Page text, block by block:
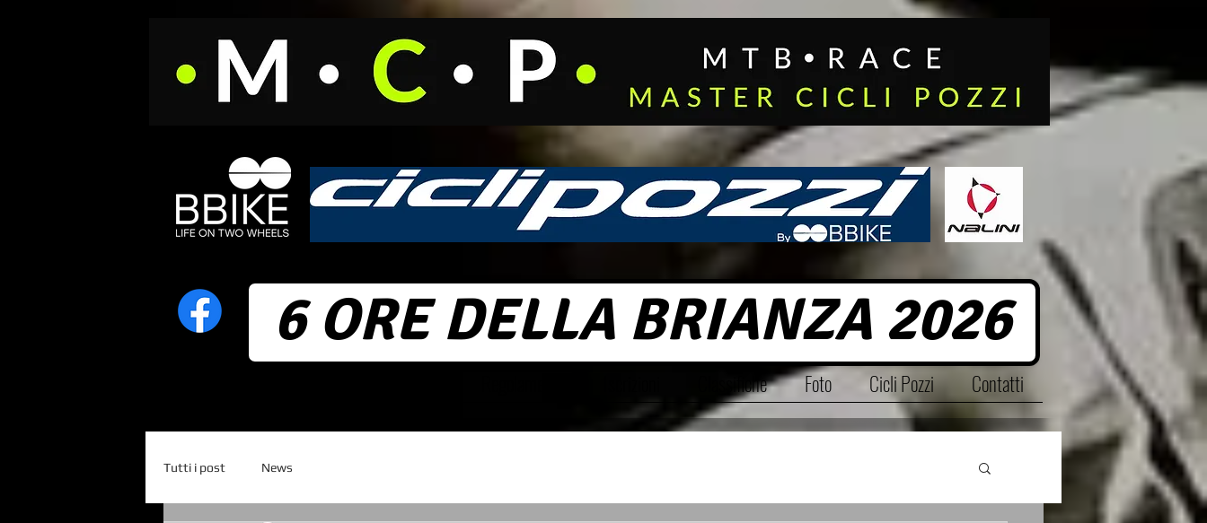
6 ORE DELLA BRIANZA 2026
Classifiche Foto Cicli Pozzi Contatti
Tutti i post News